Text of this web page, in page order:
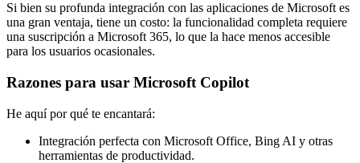
Si bien su profunda integración con las aplicaciones de Microsoft es
una gran ventaja, tiene un costo: la funcionalidad completa requiere
una suscripción a Microsoft 365, lo que la hace menos accesible
para los usuarios ocasionales.
Razones para usar Microsoft Copilot
He aquí por qué te encantará:
Integración perfecta con Microsoft Office, Bing AI y otras
herramientas de productividad.